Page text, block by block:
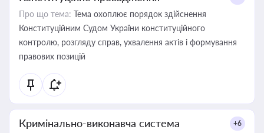
Про що тема: Тема охоплює порядок здійснення
Конституційним Судом України конституційного
контролю, розгляду справ, ухвалення актів і формування
правових позицій
Кримінально-виконавча система +6